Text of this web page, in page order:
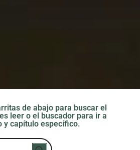
de abajo para buscar el
leer o el buscador para ir a
y capítulo específico.